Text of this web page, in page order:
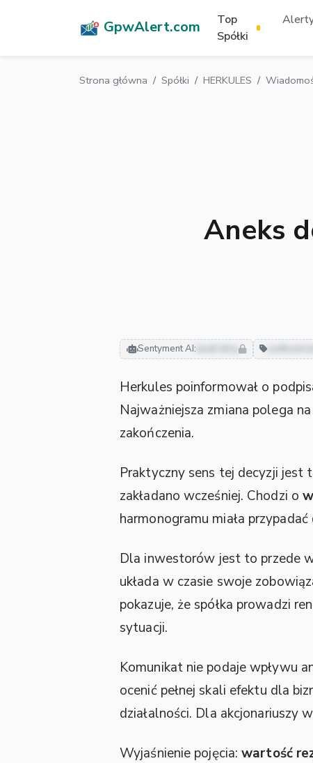
GpwAlert.com
Top
Spółki
Strona główna Spółki HERKULES
Aneks
Sentyment AI: neutralny
Herkules poinformował o
Najważniejsza zmiana polega
zakończenia.
Praktyczny sens tej decyzji jest
zakładano wcześniej. Chodzi o
harmonogramu miała
Dla inwestorów jest to przede
układa w czasie swoje
pokazuje, że spółka prowadzi
sytuacji.
Komunikat nie podaje wpływu
ocenić pełnej skali efektu dla
działalności. Dla akcjonariuszy
Wyjaśnienie pojęcia:wartość